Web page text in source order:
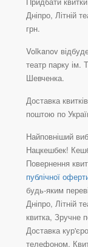
Дніпро, Літній
грн.
Volkanov
театр парку ім.
Шевченка.
Доставка
поштою по
Найповніший
Нацкешбек!
Повернення
публічної
будь-яким
Дніпро, Літній
квитка, Зручне
Доставка
телефоном,